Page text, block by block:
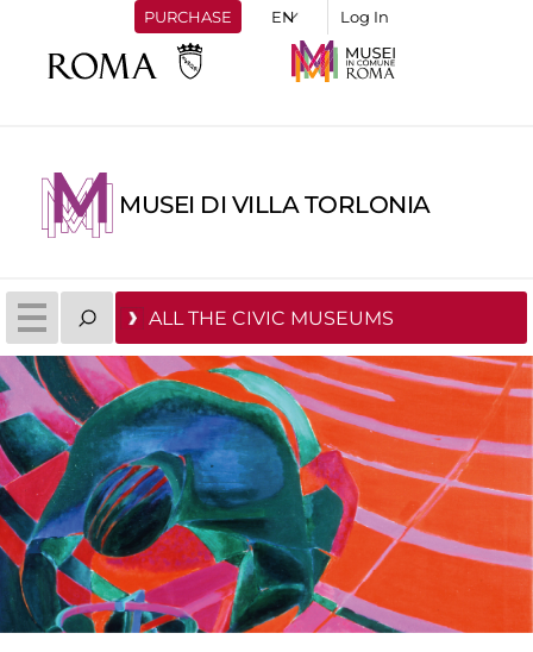
PURCHASE Log In
MUSEI DI VILLA TORLONIA
ALL THE CIVIC MUSEUMS